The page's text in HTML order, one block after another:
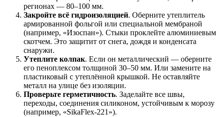
регионах — 80–100 мм.
Закройте всё гидроизоляцией. Оберните утеплитель
армированной фольгой или специальной мембраной
(например, «Изоспан»). Стыки проклейте алюминиевым
скотчем. Это защитит от снега, дождя и конденсата
снаружи.
Утеплите колпак. Если он металлический — оберните
его пеноплексом толщиной 30–50 мм. Или замените на
пластиковый с утеплённой крышкой. Не оставляйте
металл на улице без изоляции.
Проверьте герметичность. Заделайте все швы,
переходы, соединения силиконом, устойчивым к морозу
(например, «SikaFlex-221»).